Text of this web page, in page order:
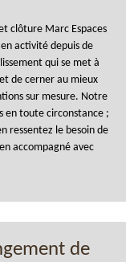
clôture Marc Espaces
activité depuis de
qui se met à
de cerner au mieux
sur mesure. Notre
en toute circonstance ;
ressentez le besoin de
accompagné avec
de